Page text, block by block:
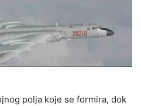
polja koje se formira, dok